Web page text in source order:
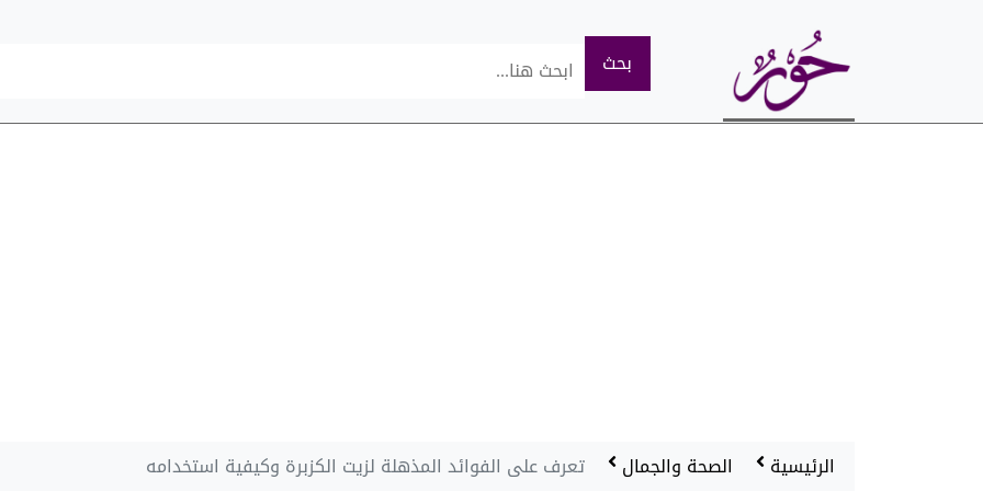
الرئيسية الصحة والجمال تعرف على الفوائد المذهلة لزيت الكزبرة وكيفية استخدامه